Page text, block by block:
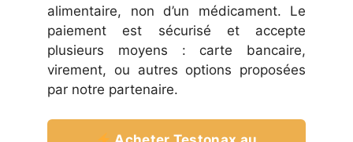
alimentaire, non d’un médicament. Le
paiement est sécurisé et accepte
plusieurs moyens : carte bancaire,
virement, ou autres options proposées
par notre partenaire.